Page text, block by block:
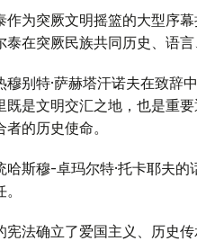
作为突厥文明摇篮的大型序
在突厥民族共同历史、语
别特·萨赫塔汗诺夫在致辞
既是文明交汇之地，也是重
的历史使命。
斯穆-卓玛尔特·托卡耶夫
宪法确立了爱国主义、历史